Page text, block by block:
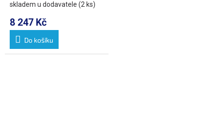
skladem u dodavatele (2 ks)
8 247 Kč
Do košíku